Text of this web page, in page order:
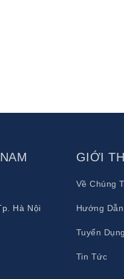
Hà Nội
GIỚI
Về Chúng
Hướng
Tuyển Dụng
Tin Tức